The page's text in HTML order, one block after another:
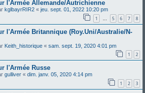
l'Armée Allemande/Autrichienne
kglbayrRIR2 « jeu. sept. 01, 2022 10:20 pm
1 … 5 6 7 8
l'Armée Britannique (Roy.Uni/Australie/N-
Keith_historique « sam. sept. 19, 2020 4:01 pm
1 2
l'Armée Russe
gulliver « dim. janv. 05, 2020 4:14 pm
1 2 3